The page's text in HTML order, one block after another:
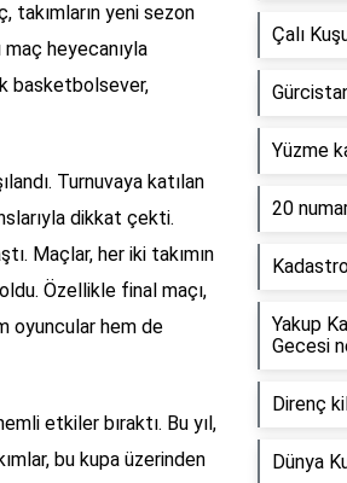
takımların yeni sezon
heyecanıyla
basketbolsever,
Turnuvaya katılan
dikkat çekti.
Maçlar, her iki takımın
Özellikle final maçı,
oyuncular hem de
etkiler bıraktı. Bu yıl,
bu kupa üzerinden
Çalı
Yüzme
20
Yakup
Gecesi
Direnç
Dünya